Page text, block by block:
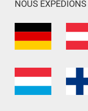
NOUS EXPÉDIONS